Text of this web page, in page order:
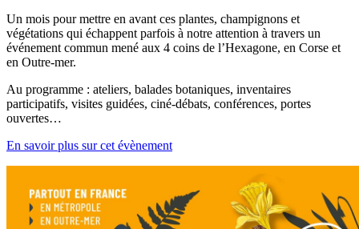
Un mois pour mettre en avant ces plantes, champignons et
végétations qui échappent parfois à notre attention à travers un
événement commun mené aux 4 coins de l’Hexagone, en Corse et
en Outre-mer.
Au programme : ateliers, balades botaniques, inventaires
participatifs, visites guidées, ciné-débats, conférences, portes
ouvertes…
En savoir plus sur cet évènement